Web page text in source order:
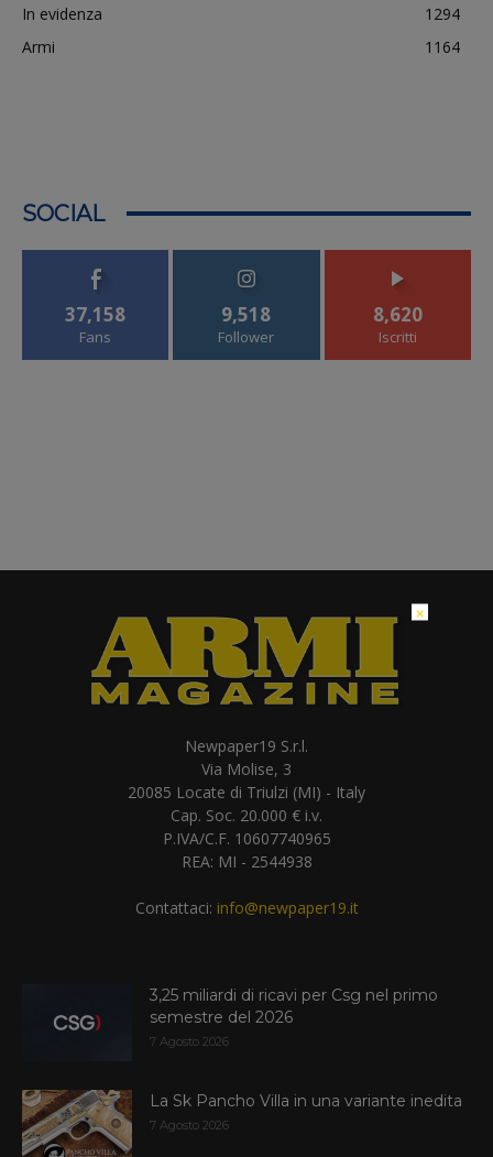
In evidenza
1294
Armi
1164
SOCIAL
37,158
Fans
9,518
Follower
8,620
Iscritti
Newpaper19 S.r.l.
Via Molise, 3
20085 Locate di Triulzi (MI) - Italy
Cap. Soc. 20.000 € i.v.
P.IVA/C.F. 10607740965
REA: MI - 2544938
Contattaci: info@newpaper19.it
3,25 miliardi di ricavi per Csg nel primo
semestre del 2026
7 Agosto 2026
La Sk Pancho Villa in una variante inedita
7 Agosto 2026
×